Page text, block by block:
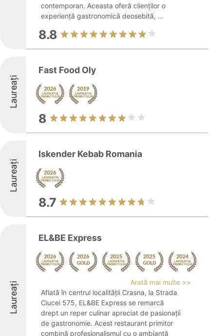
contemporan. Aceasta oferă clienților o
experiență gastronomică deosebită, ...
8.8
Laureați
Fast Food Oly
8
Laureați
Iskender Kebab Romania
8.7
Laureați
EL&BE Express
Arată mai multe >>
Aflată în centrul localității Crasna, la Strada
Ciucei 575, EL&BE Express se remarcă
drept un reper culinar apreciat de pasionații
de gastronomie. Acest restaurant primitor
combină profesionalismul cu o ambianță